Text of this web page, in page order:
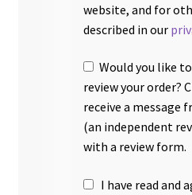
website, and for
described in our
Would you like
review your order?
receive a message
(an independent
with a review form.
I have read and